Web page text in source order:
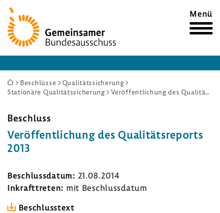
Zur
Startseite
Menü
Sie
sind
Beschlüsse
Qualitätssicherung
Stationäre Qualitätssicherung
Veröffentlichung des Qualitätsreports 2013
Beschluss
Veröf­fent­li­chung des Quali­täts­re­ports
2013
Beschluss­datum: 21.08.2014
Inkraft­treten: mit Beschluss­datum
Beschluss­text